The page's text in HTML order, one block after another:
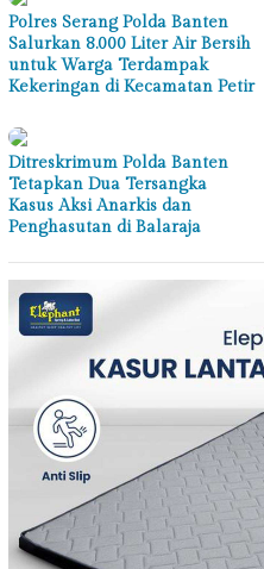
Polres Serang Polda Banten
Salurkan 8.000 Liter Air Bersih
untuk Warga Terdampak
Kekeringan di Kecamatan Petir
Ditreskrimum Polda Banten
Tetapkan Dua Tersangka
Kasus Aksi Anarkis dan
Penghasutan di Balaraja